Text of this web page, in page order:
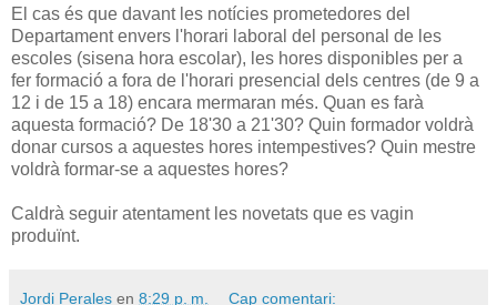
El cas és que davant les notícies prometedores del
Departament envers l'horari laboral del personal de les
escoles (sisena hora escolar), les hores disponibles per a
fer formació a fora de l'horari presencial dels centres (de 9 a
12 i de 15 a 18) encara mermaran més. Quan es farà
aquesta formació? De 18'30 a 21'30? Quin formador voldrà
donar cursos a aquestes hores intempestives? Quin mestre
voldrà formar-se a aquestes hores?
Caldrà seguir atentament les novetats que es vagin
produïnt.
Jordi Perales en 8:29 p. m. Cap comentari: